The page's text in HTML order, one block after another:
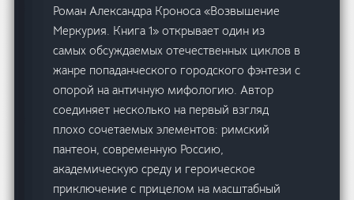
Роман Александра Кроноса «Возвышение
Меркурия. Книга 1» открывает один из
самых обсуждаемых отечественных циклов в
жанре попаданческого городского фэнтези с
опорой на античную мифологию. Автор
соединяет несколько на первый взгляд
плохо сочетаемых элементов: римский
пантеон, современную Россию,
академическую среду и героическое
приключение с прицелом на масштабный